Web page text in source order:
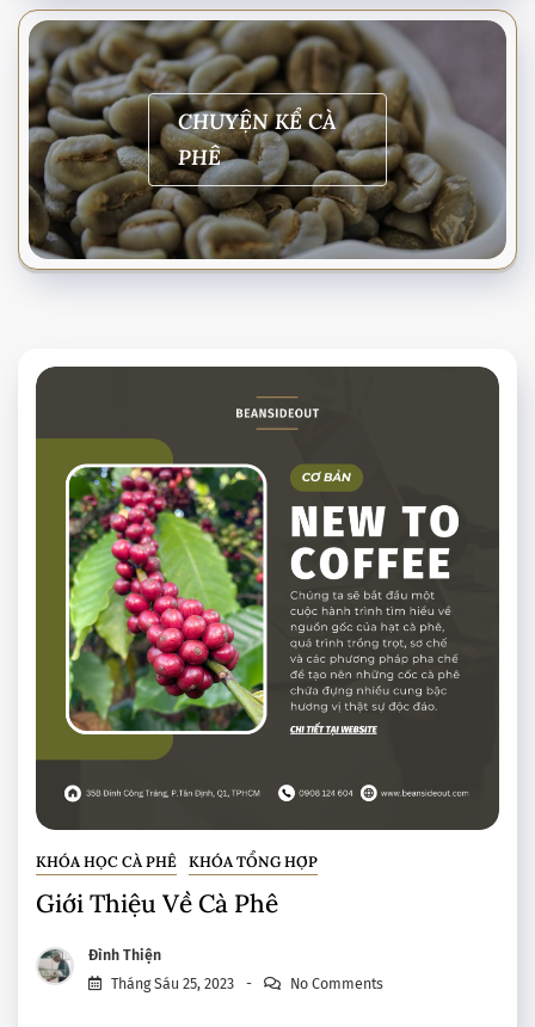
CHUYỆN KỂ CÀ
PHÊ
KHÓA HỌC CÀ PHÊ KHÓA TỔNG HỢP
Giới Thiệu Về Cà Phê
Đình Thiện
Tháng Sáu 25, 2023
No Comments